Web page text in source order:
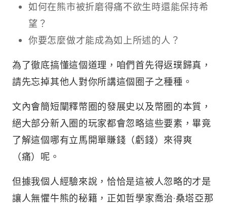
如何在熊市被折磨得痛不欲生時還能保持希
望？
你要怎麼做才能成為如上所述的人？
為了徹底搞懂這個道理，咱們首先得返璞歸真，
請先忘掉其他人對你所講這個圈子之種種。
文內會簡短闡釋幣圈的發展史以及幣圈的本質，
絕大部分新入圈的玩家都會忽略這些要素，畢竟
了解這個哪有立馬開單賺錢（虧錢）來得爽
（痛）呢。
但據我個人經驗來說，恰恰是這被人忽略的才是
讓人無懼牛熊的秘籍，正如哲學家喬治·桑塔亞那